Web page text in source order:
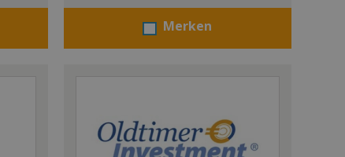
Merken